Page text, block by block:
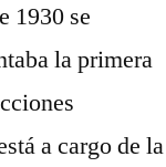
1930 se
la primera
a cargo de la